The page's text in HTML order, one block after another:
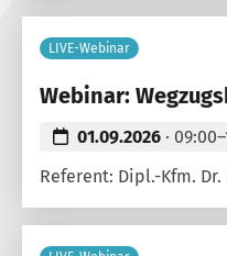
LIVE-Webinar
Webinar:
01.09.2026 ·
Referent: Dipl.-Kfm.